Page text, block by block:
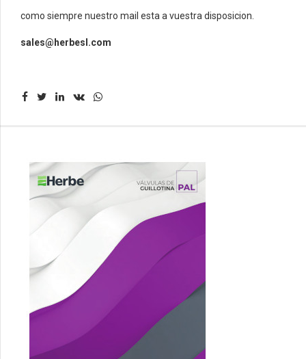
como siempre nuestro mail esta a vuestra disposicion.
sales@herbesl.com